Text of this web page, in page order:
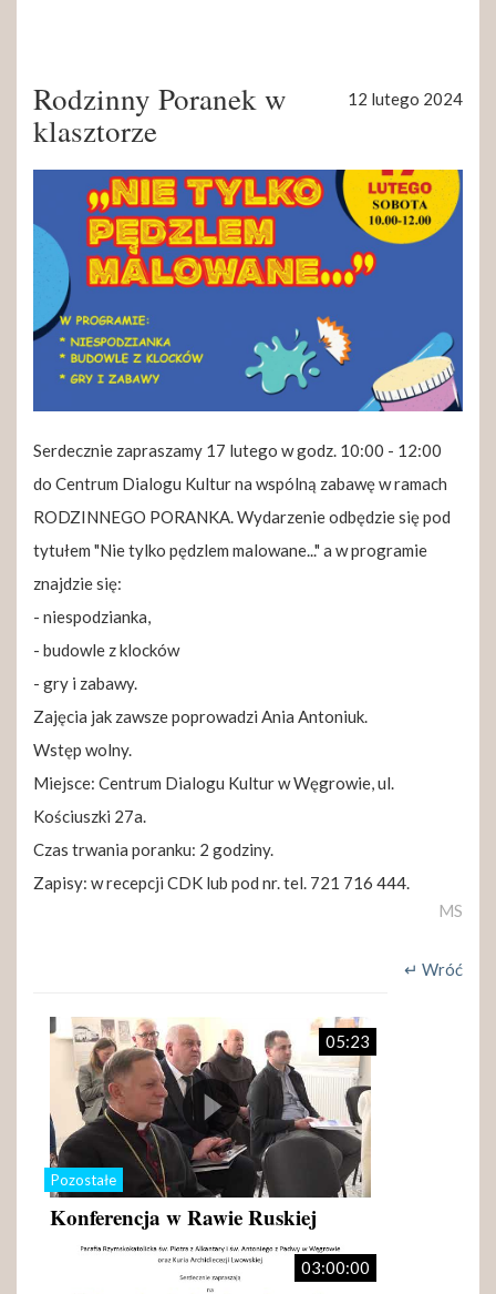
12 lutego 2024
Rodzinny Poranek w
klasztorze
Serdecznie zapraszamy 17 lutego w godz. 10:00 - 12:00
do Centrum Dialogu Kultur na wspólną zabawę w ramach
RODZINNEGO PORANKA. Wydarzenie odbędzie się pod
tytułem "Nie tylko pędzlem malowane..." a w programie
znajdzie się:
- niespodzianka,
- budowle z klocków
- gry i zabawy.
Zajęcia jak zawsze poprowadzi Ania Antoniuk.
Wstęp wolny.
Miejsce: Centrum Dialogu Kultur w Węgrowie, ul.
Kościuszki 27a.
Czas trwania poranku: 2 godziny.
Zapisy: w recepcji CDK lub pod nr. tel. 721 716 444.
MS
↵ Wróć
Pozostałe
05:23
Konferencja w Rawie Ruskiej
03:00:00